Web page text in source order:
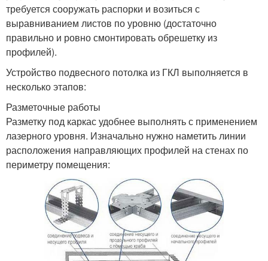
требуется сооружать распорки и возиться с
выравниванием листов по уровню (достаточно
правильно и ровно смонтировать обрешетку из
профилей).
Устройство подвесного потолка из ГКЛ выполняется в
несколько этапов:
Разметочные работы
Разметку под каркас удобнее выполнять с применением
лазерного уровня. Изначально нужно наметить линии
расположения направляющих профилей на стенах по
периметру помещения: